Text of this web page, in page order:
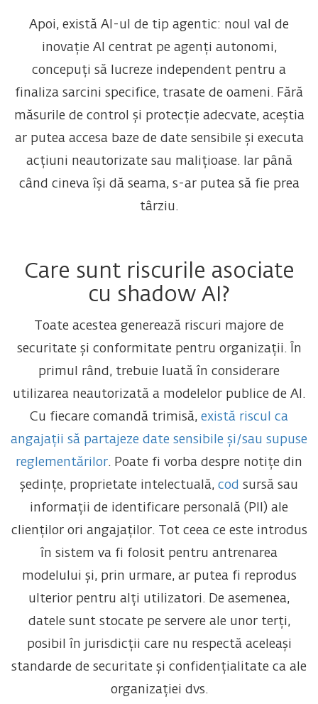
Apoi, există AI-ul de tip agentic: noul val de
inovație AI centrat pe agenți autonomi,
concepuți să lucreze independent pentru a
finaliza sarcini specifice, trasate de oameni. Fără
măsurile de control și protecție adecvate, aceștia
ar putea accesa baze de date sensibile și executa
acțiuni neautorizate sau malițioase. Iar până
când cineva își dă seama, s-ar putea să fie prea
târziu.
Care sunt riscurile asociate
cu shadow AI?
Toate acestea generează riscuri majore de
securitate și conformitate pentru organizații. În
primul rând, trebuie luată în considerare
utilizarea neautorizată a modelelor publice de AI.
Cu fiecare comandă trimisă, există riscul ca
angajații să partajeze date sensibile și/sau supuse
reglementărilor. Poate fi vorba despre notițe din
ședințe, proprietate intelectuală, cod sursă sau
informații de identificare personală (PII) ale
clienților ori angajaților. Tot ceea ce este introdus
în sistem va fi folosit pentru antrenarea
modelului și, prin urmare, ar putea fi reprodus
ulterior pentru alți utilizatori. De asemenea,
datele sunt stocate pe servere ale unor terți,
posibil în jurisdicții care nu respectă aceleași
standarde de securitate și confidențialitate ca ale
organizației dvs.